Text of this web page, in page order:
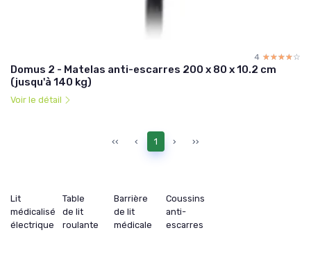
4 ☆☆☆☆☆
★★★★★
Domus 2 - Matelas anti-escarres 200 x 80 x 10.2 cm
(jusqu'à 140 kg)
Voir le détail
‹‹ ‹ 1 › ››
Lit
médicalisé
électrique
Table
de lit
roulante
Barrière
de lit
médicale
Coussins
anti-
escarres